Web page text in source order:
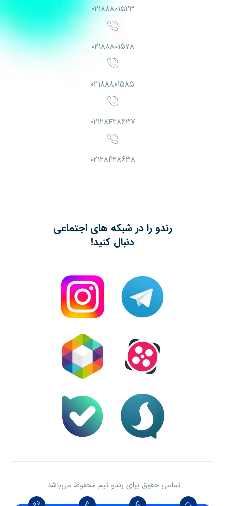
۰۲۱۸۸۸۰۱۵۲۳
۰۲۱۸۸۸۰۱۵۷۸
۰۲۱۸۸۸۰۱۵۸۵
۰۲۱۲۸۴۲۸۶۳۷
۰۲۱۲۸۴۲۸۶۳۸
رندو را در شبکه های اجتماعی
دنبال کنید!
تمامی حقوق برای رندو تیم محفوظ می‌باشد.